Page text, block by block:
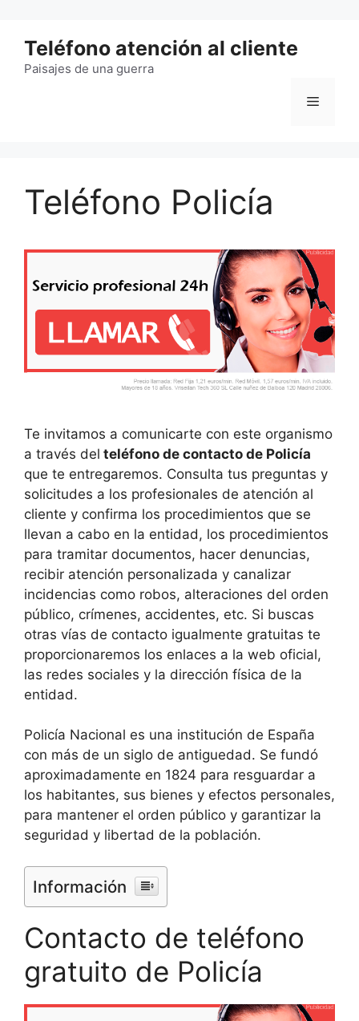
contenido
Teléfono atención al cliente
Paisajes de una guerra
Menú
Teléfono Policía
Te invitamos a comunicarte con este organismo
a través del teléfono de contacto de Policía
que te entregaremos. Consulta tus preguntas y
solicitudes a los profesionales de atención al
cliente y confirma los procedimientos que se
llevan a cabo en la entidad, los procedimientos
para tramitar documentos, hacer denuncias,
recibir atención personalizada y canalizar
incidencias como robos, alteraciones del orden
público, crímenes, accidentes, etc. Si buscas
otras vías de contacto igualmente gratuitas te
proporcionaremos los enlaces a la web oficial,
las redes sociales y la dirección física de la
entidad.
Policía Nacional es una institución de España
con más de un siglo de antiguedad. Se fundó
aproximadamente en 1824 para resguardar a
los habitantes, sus bienes y efectos personales,
para mantener el orden público y garantizar la
seguridad y libertad de la población.
Información
Contacto de teléfono
gratuito de Policía